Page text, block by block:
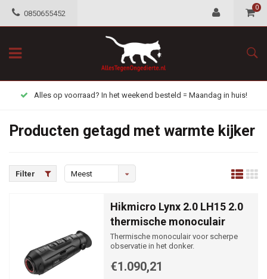
0850655452
0
Alles op voorraad? In het weekend besteld = Maandag in huis!
Producten getagd met warmte kijker
Filter
Meest
Hikmicro Lynx 2.0 LH15 2.0
thermische monoculair
Thermische monoculair voor scherpe
observatie in het donker.
€1.090,21